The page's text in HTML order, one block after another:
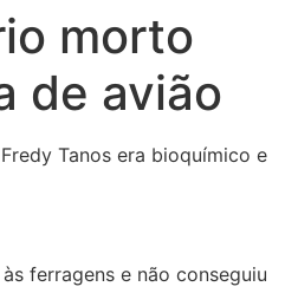
morto
de avião
Tanos era bioquímico e
ferragens e não conseguiu